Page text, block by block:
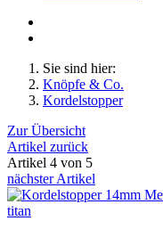
Sie sind hier:
Knöpfe & Co.
Kordelstopper
Zur Übersicht
Artikel zurück
Artikel 4 von 5
nächster Artikel